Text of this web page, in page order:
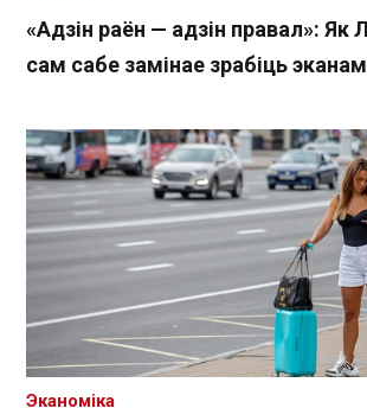
«Адзін раён — адзін правал»: Як
сам сабе замінае зрабіць
Эканоміка